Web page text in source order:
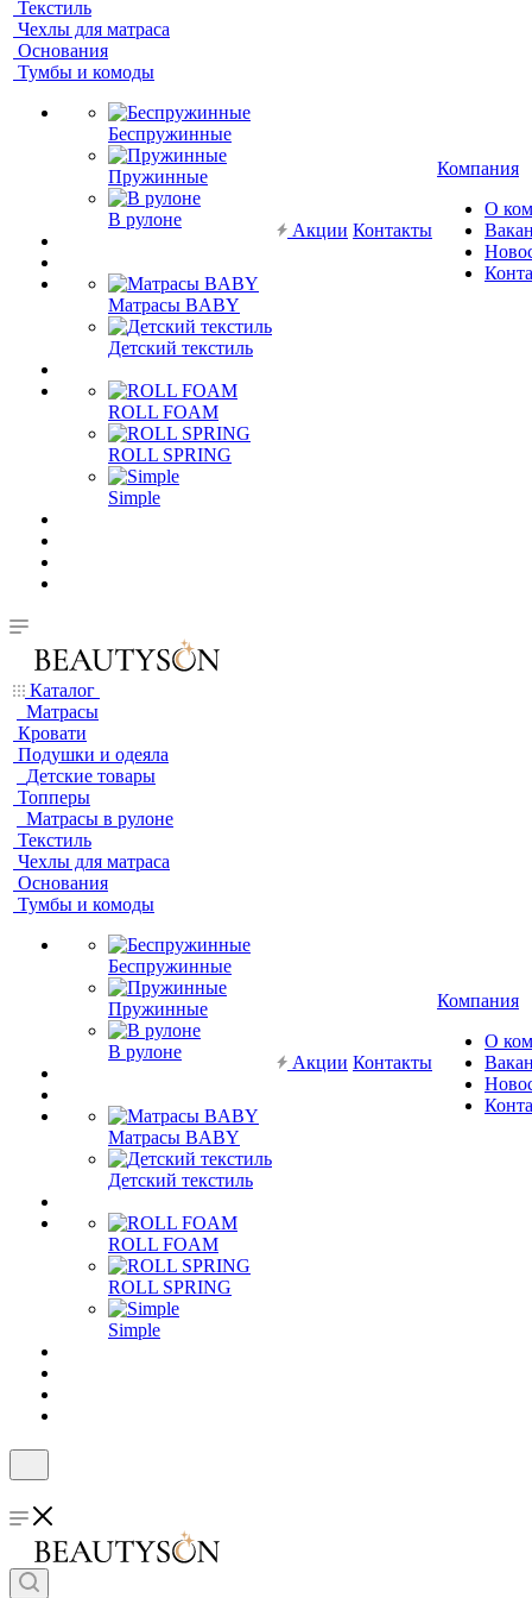
Текстиль
Чехлы для матраса
Основания
Тумбы и комоды
Беспружинные
Пружинные
В рулоне
Матрасы BABY
Детский текстиль
ROLL FOAM
ROLL SPRING
Simple
Акции Контакты
Компания
О
Каталог
Матрасы
Кровати
Подушки и одеяла
Детские товары
Топперы
Матрасы в рулоне
Текстиль
Чехлы для матраса
Основания
Тумбы и комоды
Беспружинные
Пружинные
В рулоне
Матрасы BABY
Детский текстиль
ROLL FOAM
ROLL SPRING
Simple
Акции Контакты
Компания
О